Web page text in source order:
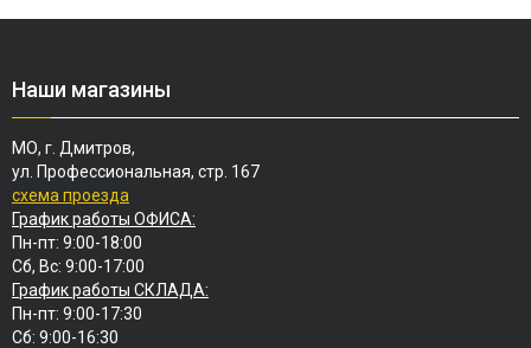
Наши магазины
МО, г. Дмитров,
ул. Профессиональная, стр. 167
схема проезда
График работы ОФИСА:
Пн-пт: 9:00-18:00
Сб, Вс: 9:00-17:00
График работы СКЛАДА:
Пн-пт: 9:00-17:30
Сб: 9:00-16:30